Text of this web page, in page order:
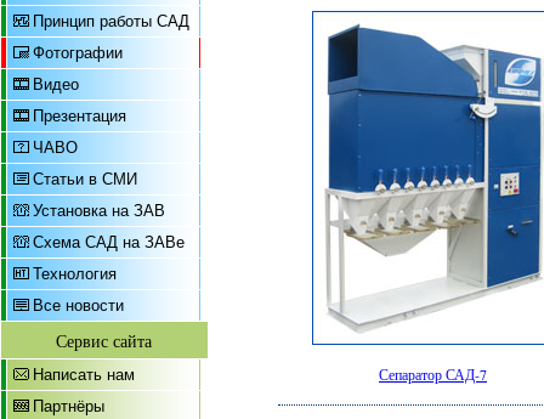
Принцип работы САД
Фотографии
Видео
Презентация
ЧАВО
Статьи в СМИ
Установка на ЗАВ
Схема САД на ЗАВе
Технология
Все новости
Сервис сайта
Написать нам
Партнёры
Сепаратор САД-7